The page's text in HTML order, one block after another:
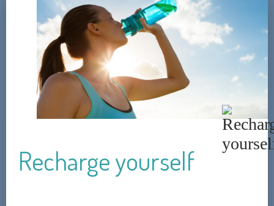
Recharge yourself